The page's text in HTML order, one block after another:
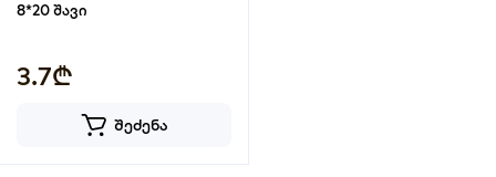
8*20 შავი
3.7₾
შეძენა